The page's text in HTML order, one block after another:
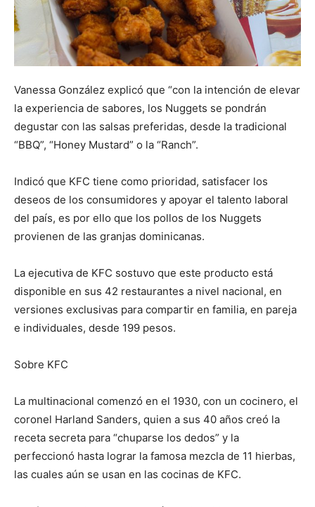
Vanessa González explicó que “con la intención de elevar
la experiencia de sabores, los Nuggets se pondrán
degustar con las salsas preferidas, desde la tradicional
“BBQ”, “Honey Mustard” o la “Ranch”.
Indicó que KFC tiene como prioridad, satisfacer los
deseos de los consumidores y apoyar el talento laboral
del país, es por ello que los pollos de los Nuggets
provienen de las granjas dominicanas.
La ejecutiva de KFC sostuvo que este producto está
disponible en sus 42 restaurantes a nivel nacional, en
versiones exclusivas para compartir en familia, en pareja
e individuales, desde 199 pesos.
Sobre KFC
La multinacional comenzó en el 1930, con un cocinero, el
coronel Harland Sanders, quien a sus 40 años creó la
receta secreta para “chuparse los dedos” y la
perfeccionó hasta lograr la famosa mezcla de 11 hierbas,
las cuales aún se usan en las cocinas de KFC.